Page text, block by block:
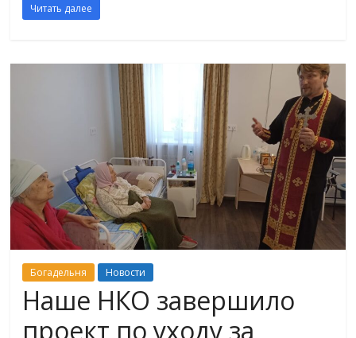
Читать далее
Богадельня Новости
Наше НКО завершило
проект по уходу за